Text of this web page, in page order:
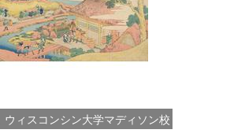
ウィスコンシン大学マディソン校